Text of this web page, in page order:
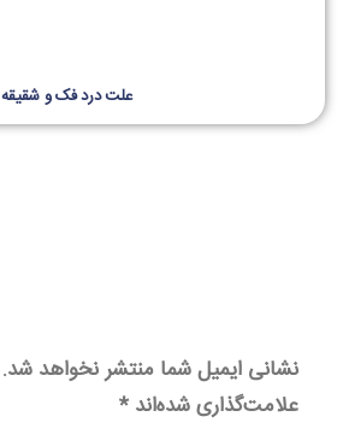
علت درد فک و شقیقه
نشانی ایمیل شما منتشر نخواهد شد.
علامت‌گذاری شده‌اند *